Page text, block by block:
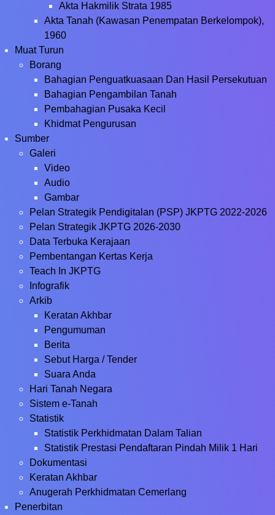
Akta Hakmilik Strata 1985
Akta Tanah (Kawasan Penempatan Berkelompok),
1960
Muat Turun
Borang
Bahagian Penguatkuasaan Dan Hasil Persekutuan
Bahagian Pengambilan Tanah
Pembahagian Pusaka Kecil
Khidmat Pengurusan
Sumber
Galeri
Video
Audio
Gambar
Pelan Strategik Pendigitalan (PSP) JKPTG 2022-2026
Pelan Strategik JKPTG 2026-2030
Data Terbuka Kerajaan
Pembentangan Kertas Kerja
Teach In JKPTG
Infografik
Arkib
Keratan Akhbar
Pengumuman
Berita
Sebut Harga / Tender
Suara Anda
Hari Tanah Negara
Sistem e-Tanah
Statistik
Statistik Perkhidmatan Dalam Talian
Statistik Prestasi Pendaftaran Pindah Milik 1 Hari
Dokumentasi
Keratan Akhbar
Anugerah Perkhidmatan Cemerlang
Penerbitan